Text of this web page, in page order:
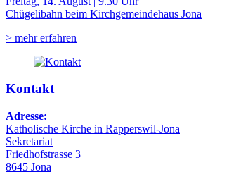
Chügelibahn beim Kirchgemeindehaus Jona
> mehr erfahren
Kontakt
Adresse:
Katholische Kirche in Rapperswil-Jona
Sekretariat
Friedhofstrasse 3
8645 Jona